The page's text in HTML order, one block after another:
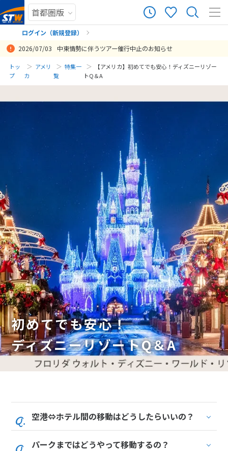
ログイン（新規登録）
まだ履歴がありません
2026/07/03 中東情勢に伴うツアー催行中止のお知らせ
トッ
プ
アメリ
カ
特集一
覧
【アメリカ】初めてでも安心！ディズニーリゾー
トQ＆A
初めてでも安心！
ディズニーリゾートQ＆A
空港⇔ホテル間の移動はどうしたらいいの？
パークまではどうやって移動するの？